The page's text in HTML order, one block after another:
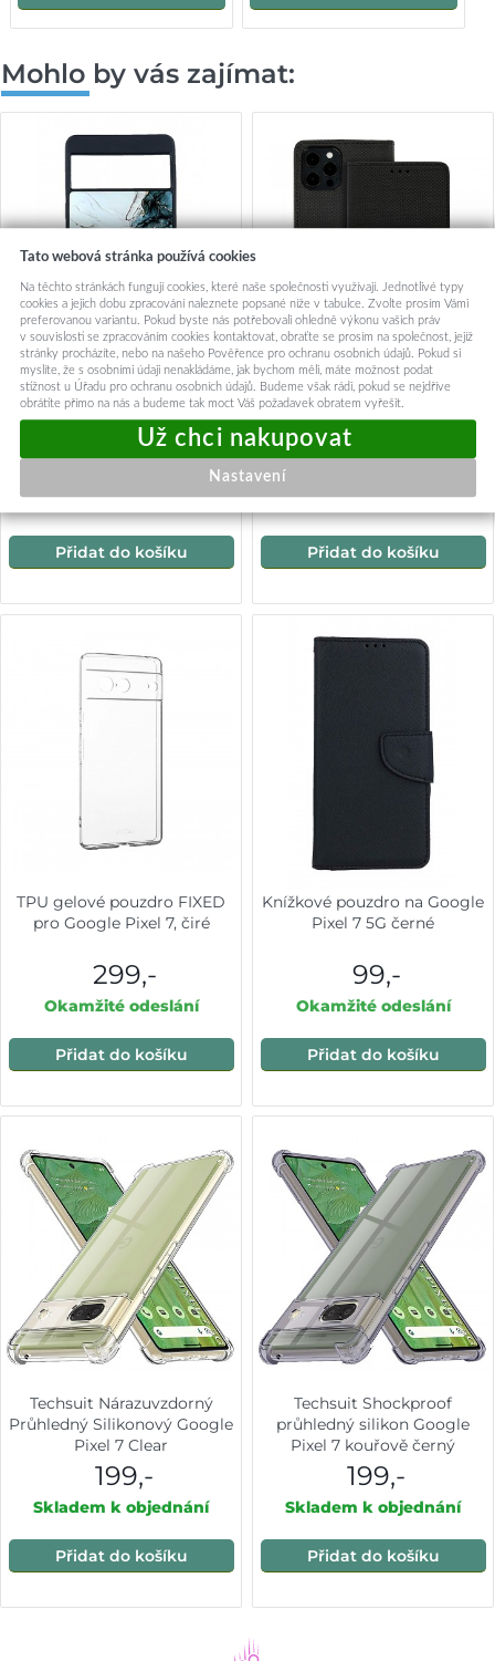
Mohlo by vás zajímat:
Zadní pevný kryt Marble na
Google Pixel 7 5G Smoky
Color
Okamžité odeslání
Přidat do košíku
Knížkové pouzdro TopQ
Smart Magnet pro GOOGLE
PIXEL 7 černé
Okamžité odeslání
Přidat do košíku
TPU gelové pouzdro FIXED
pro Google Pixel 7, čiré
299,-
Okamžité odeslání
Přidat do košíku
Knížkové pouzdro na Google
Pixel 7 5G černé
99,-
Okamžité odeslání
Přidat do košíku
Techsuit Nárazuvzdorný
Průhledný Silikonový Google
Pixel 7 Clear
199,-
Skladem k objednání
Přidat do košíku
Techsuit Shockproof
průhledný silikon Google
Pixel 7 kouřově černý
199,-
Skladem k objednání
Přidat do košíku
Tato webová stránka používá cookies
Na těchto stránkách fungují cookies, které naše společnosti využívají. Jednotlivé typy
cookies a jejich dobu zpracování naleznete popsané níže v tabulce. Zvolte prosím Vámi
preferovanou variantu. Pokud byste nás potřebovali ohledně výkonu vašich práv
v souvislosti se zpracováním cookies kontaktovat, obraťte se prosím na společnost, jejíž
stránky procházíte, nebo na našeho Pověřence pro ochranu osobních údajů. Pokud si
myslíte, že s osobními údaji nenakládáme, jak bychom měli, máte možnost podat
stížnost u Úřadu pro ochranu osobních údajů. Budeme však rádi, pokud se nejdříve
obrátíte přímo na nás a budeme tak moct Váš požadavek obratem vyřešit.
Nastavení